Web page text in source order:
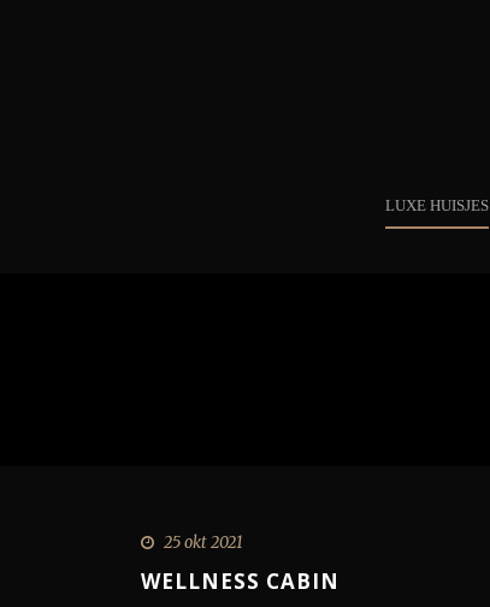
LUXE HUISJES
25 okt 2021
WELLNESS CABIN